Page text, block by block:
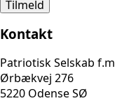
Tilmeld
Kontakt
Patriotisk Selskab
Ørbækvej 276
5220 Odense SØ